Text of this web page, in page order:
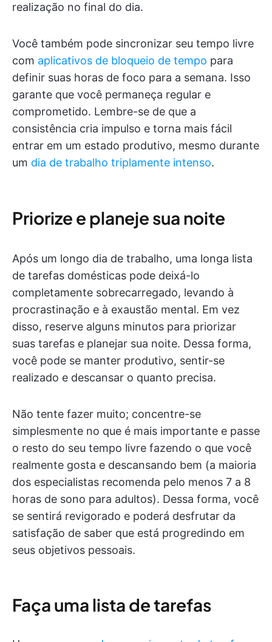
realização no final do dia.
Você também pode sincronizar seu tempo livre
com aplicativos de bloqueio de tempo para
definir suas horas de foco para a semana. Isso
garante que você permaneça regular e
comprometido. Lembre-se de que a
consistência cria impulso e torna mais fácil
entrar em um estado produtivo, mesmo durante
um dia de trabalho triplamente intenso.
Priorize e planeje sua noite
Após um longo dia de trabalho, uma longa lista
de tarefas domésticas pode deixá-lo
completamente sobrecarregado, levando à
procrastinação e à exaustão mental. Em vez
disso, reserve alguns minutos para priorizar
suas tarefas e planejar sua noite. Dessa forma,
você pode se manter produtivo, sentir-se
realizado e descansar o quanto precisa.
Não tente fazer muito; concentre-se
simplesmente no que é mais importante e passe
o resto do seu tempo livre fazendo o que você
realmente gosta e descansando bem (a maioria
dos especialistas recomenda pelo menos 7 a 8
horas de sono para adultos). Dessa forma, você
se sentirá revigorado e poderá desfrutar da
satisfação de saber que está progredindo em
seus objetivos pessoais.
Faça uma lista de tarefas